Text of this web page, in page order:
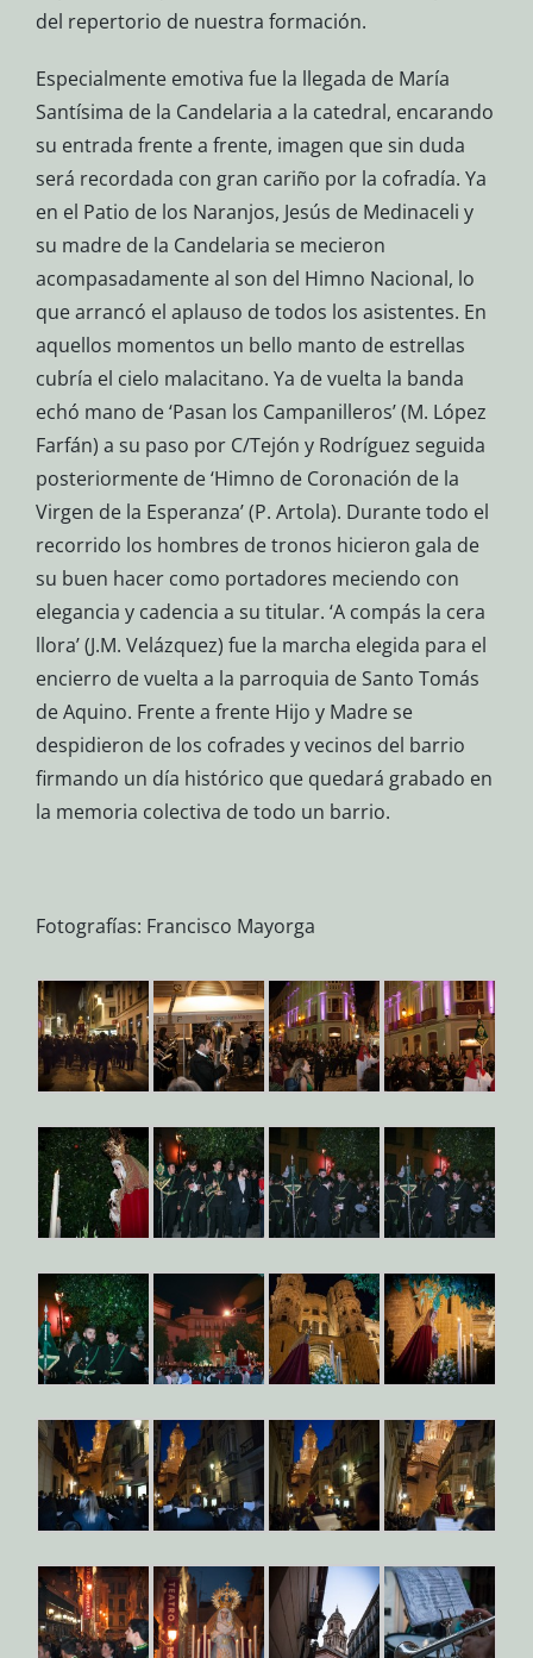
del repertorio de nuestra formación.
Especialmente emotiva fue la llegada de María
Santísima de la Candelaria a la catedral, encarando
su entrada frente a frente, imagen que sin duda
será recordada con gran cariño por la cofradía. Ya
en el Patio de los Naranjos, Jesús de Medinaceli y
su madre de la Candelaria se mecieron
acompasadamente al son del Himno Nacional, lo
que arrancó el aplauso de todos los asistentes. En
aquellos momentos un bello manto de estrellas
cubría el cielo malacitano. Ya de vuelta la banda
echó mano de ‘Pasan los Campanilleros’ (M. López
Farfán) a su paso por C/Tejón y Rodríguez seguida
posteriormente de ‘Himno de Coronación de la
Virgen de la Esperanza’ (P. Artola). Durante todo el
recorrido los hombres de tronos hicieron gala de
su buen hacer como portadores meciendo con
elegancia y cadencia a su titular. ‘A compás la cera
llora’ (J.M. Velázquez) fue la marcha elegida para el
encierro de vuelta a la parroquia de Santo Tomás
de Aquino. Frente a frente Hijo y Madre se
despidieron de los cofrades y vecinos del barrio
firmando un día histórico que quedará grabado en
la memoria colectiva de todo un barrio.
Fotografías: Francisco Mayorga